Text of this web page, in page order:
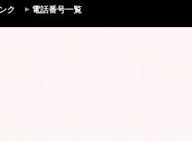
ク 電話番号一覧